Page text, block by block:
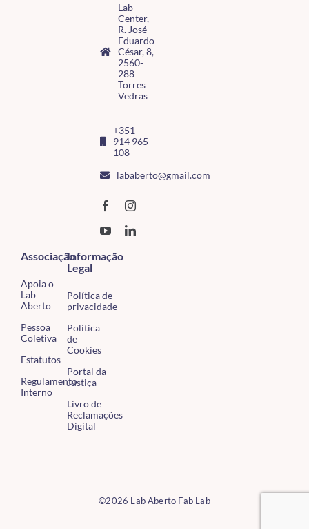
Lab
Center,
R. José
Eduardo
César, 8,
2560-
288
Torres
Vedras
+351
914 965
108
lababerto@gmail.com
Associação
Apoia o
Lab
Aberto
Pessoa
Coletiva
Estatutos
Regulamento
Interno
Informação
Legal
Política de
privacidade
Política
de
Cookies
Portal da
Justiça
Livro de
Reclamações
Digital
©2026 Lab Aberto Fab Lab